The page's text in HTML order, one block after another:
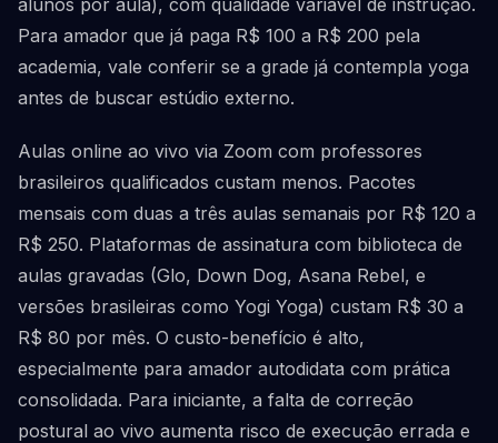
alunos por aula), com qualidade variável de instrução.
Para amador que já paga R$ 100 a R$ 200 pela
academia, vale conferir se a grade já contempla yoga
antes de buscar estúdio externo.
Aulas online ao vivo via Zoom com professores
brasileiros qualificados custam menos. Pacotes
mensais com duas a três aulas semanais por R$ 120 a
R$ 250. Plataformas de assinatura com biblioteca de
aulas gravadas (Glo, Down Dog, Asana Rebel, e
versões brasileiras como Yogi Yoga) custam R$ 30 a
R$ 80 por mês. O custo-benefício é alto,
especialmente para amador autodidata com prática
consolidada. Para iniciante, a falta de correção
postural ao vivo aumenta risco de execução errada e